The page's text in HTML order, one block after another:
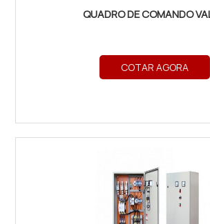
QUADRO DE COMANDO
COTAR AGORA